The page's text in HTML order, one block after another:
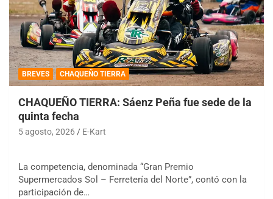
BREVES CHAQUEÑO TIERRA
CHAQUEÑO TIERRA: Sáenz Peña fue sede de la
quinta fecha
5 agosto, 2026 E-Kart
La competencia, denominada “Gran Premio
Supermercados Sol – Ferretería del Norte”, contó con la
participación de…